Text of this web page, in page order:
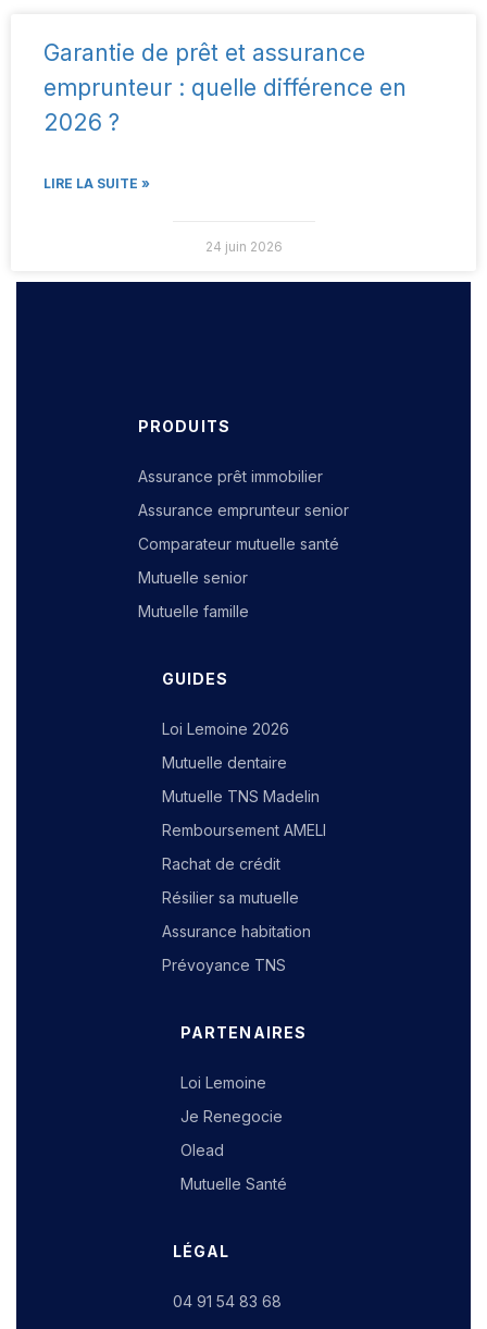
Garantie de prêt et assurance
emprunteur : quelle différence en
2026 ?
LIRE LA SUITE »
24 juin 2026
PRODUITS
Assurance prêt immobilier
Assurance emprunteur senior
Comparateur mutuelle santé
Mutuelle senior
Mutuelle famille
GUIDES
Loi Lemoine 2026
Mutuelle dentaire
Mutuelle TNS Madelin
Remboursement AMELI
Rachat de crédit
Résilier sa mutuelle
Assurance habitation
Prévoyance TNS
PARTENAIRES
Loi Lemoine
Je Renegocie
Olead
Mutuelle Santé
LÉGAL
04 91 54 83 68